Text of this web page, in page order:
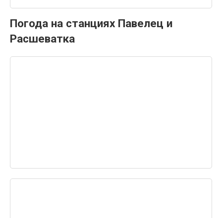
Погода на станциях Павелец и
Расшеватка